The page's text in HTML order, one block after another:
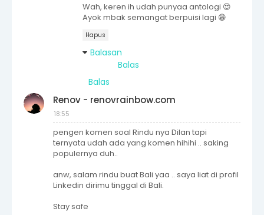
Wah, keren ih udah punyaa antologi 😍
Ayok mbak semangat berpuisi lagi 😁
Hapus
Balasan
Balas
Balas
Renov - renovrainbow.com
18:55
pengen komen soal Rindu nya Dilan tapi
ternyata udah ada yang komen hihihi .. saking
populernya duh..
anw, salam rindu buat Bali yaa .. saya liat di profil
Linkedin dirimu tinggal di Bali.
Stay safe